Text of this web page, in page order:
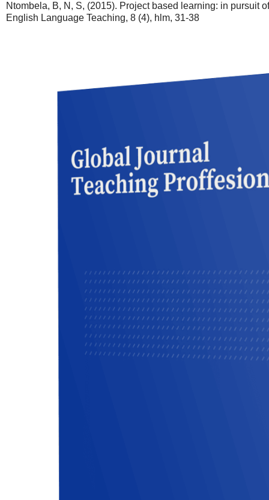
Ntombela, B, N, S, (2015). Project based learning: in pursuit
English Language Teaching, 8 (4), hlm, 31-38